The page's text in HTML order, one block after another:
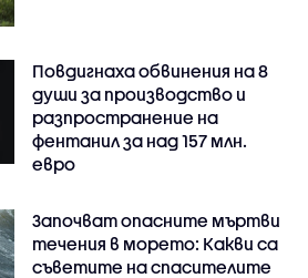
Повдигнаха обвинения на 8
души за производство и
разпространение на
фентанил за над 157 млн.
евро
Започват опасните мъртви
течения в морето: Какви са
съветите на спасителите